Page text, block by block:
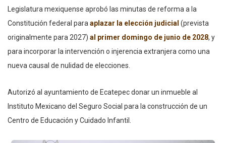
Legislatura mexiquense aprobó las minutas de reforma a la
Constitución federal paraaplazar la elección judicial (prevista
originalmente para 2027) al primer domingo de junio de 2028, y
para incorporar la intervención o injerencia extranjera como una
nueva causal de nulidad de elecciones.
Autorizó al ayuntamiento de Ecatepec donar un inmueble al
Instituto Mexicano del Seguro Social para la construcción de un
Centro de Educación y Cuidado Infantil.